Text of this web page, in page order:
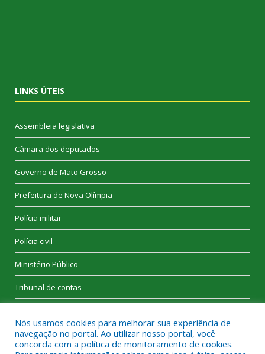
LINKS ÚTEIS
Assembleia legislativa
Câmara dos deputados
Governo de Mato Grosso
Prefeitura de Nova Olímpia
Polícia militar
Polícia civil
Ministério Público
Tribunal de contas
Nós usamos cookies para melhorar sua experiência de
navegação no portal. Ao utilizar nosso portal, você
concorda com a política de monitoramento de cookies.